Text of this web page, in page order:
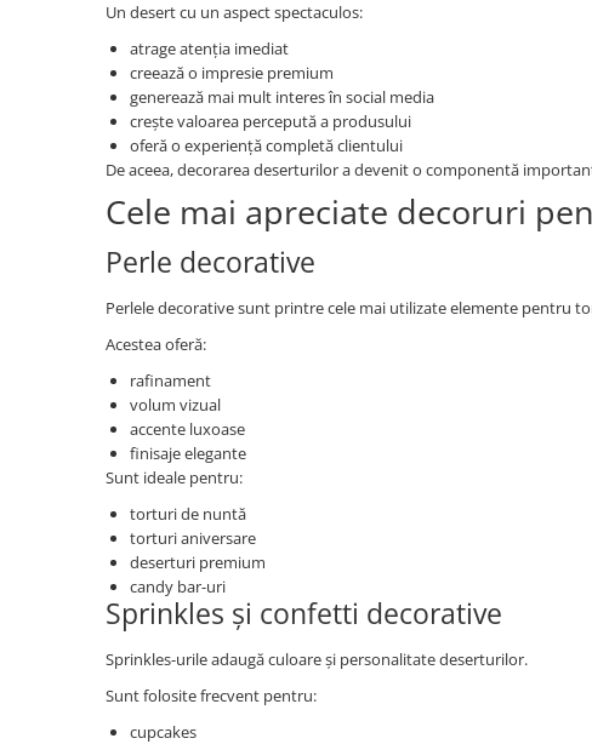
Un desert cu un aspect spectaculos:
atrage atenția imediat
creează o impresie premium
generează mai mult interes în social media
crește valoarea percepută a produsului
oferă o experiență completă clientului
De aceea, decorarea deserturilor a devenit o componentă
Cele mai apreciate decoruri
Perle decorative
Perlele decorative sunt printre cele mai utilizate elemente pentru
Acestea oferă:
rafinament
volum vizual
accente luxoase
finisaje elegante
Sunt ideale pentru:
torturi de nuntă
torturi aniversare
deserturi premium
candy bar-uri
Sprinkles și confetti decorative
Sprinkles-urile adaugă culoare și personalitate deserturilor.
Sunt folosite frecvent pentru:
cupcakes